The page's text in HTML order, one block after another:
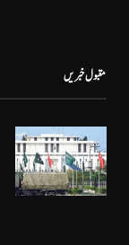
مقبول خبریں